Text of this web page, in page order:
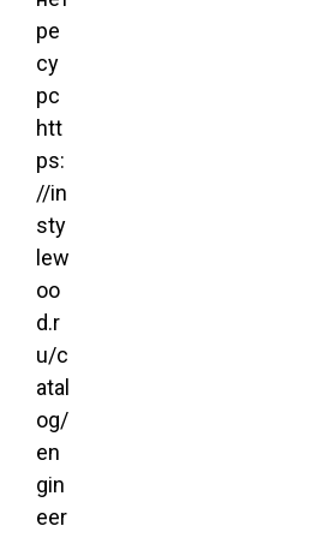
ре
су
рс
htt
ps:
//in
sty
lew
oo
d.r
u/c
atal
og/
en
gin
eer